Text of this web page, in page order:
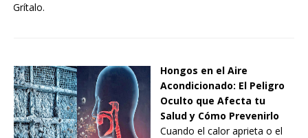
Grítalo.
Hongos en el Aire
Acondicionado: El Peligro
Oculto que Afecta tu
Salud y Cómo Prevenirlo
Cuando el calor aprieta o el